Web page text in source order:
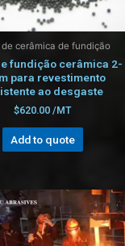
cerâmica de fundição
fundição cerâmica 2-
para revestimento
ao desgaste
$620.00 /MT
Add to quote